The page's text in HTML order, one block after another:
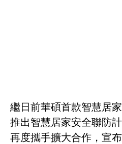
繼日前華碩首款智慧居
推出智慧居家安全聯防
再度攜手擴大合作，宣